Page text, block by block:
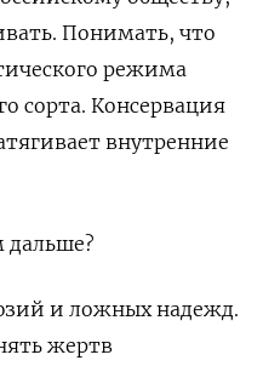
Понимать, что
режима
сорта. Консервация
внутренние
дальше?
и ложных надежд.
жертв